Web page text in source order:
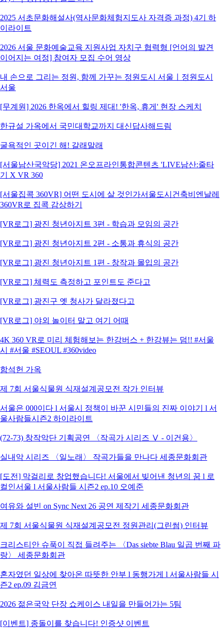
2025 서초문화해설사(역사문화체험지도사 자격증 과정) 4기 하
이라이트
2026 서울 문화예술교육 지원사업 자치구 협력형 [언어의 발견
이어지는 여정] 참여자 모집 수어 영상
내 손으로 그리는 정원, 함께 가꾸는 정원도시 서울ㅣ정원도시
서울
[무계원] 2026 한옥에서 힐링 제대! '한옥, 휴게' 현장 스케치
한규설 가옥에서 국민대학교까지 대신답사해드림
굴욕적인 곳이긴 해! 갈래말래
[서울남산국악당] 2021 온오프라인통합콘텐츠 'LIVE남산:줄타
기 X VR 360
[서울집콕 360VR] 어떤 도시에 살 것인가서울도시건축비엔날레
360VR로 집콕 감상하기
[VR로그] 광진 청년아지트 3편 - 학습과 모임의 공간
[VR로그] 광진 청년아지트 2편 - 소통과 휴식의 공간
[VR로그] 광진 청년아지트 1편 - 창작과 몰입의 공간
[VR로그] 체력도 측정하고 포인트도 준다고
[VR로그] 광진구 옛 청사가 달라졌다고
[VR로그] 야외 놀이터 말고 여기 어때
4K 360 VR로 미리 체험해보는 한강버스 + 한강뷰는 덤!! #서울
시 #서울 #SEOUL #360video
함석헌 가옥
제 7회 서울식물원 식재설계공모전 작가 인터뷰
서울은 000이다 l 서울시 정책이 바꾼 시민들의 진짜 이야기 l 서
울사람들시즌2 하이라이트
(72-73) 창작악단 기획공연 〈작곡가 시리즈 Ⅴ - 이건용〉
실내악 시리즈 〈일노래〉 작곡가들을 만나다 세종문화회관
[도전] 막걸리로 창업했습니다! 서울에서 빚어낸 청년의 꿈 l 로
컬인서울 l 서울사람들 시즌2 ep.10 오예준
여유와 설빈 on Sync Next 26 공연 제작기 세종문화회관
제 7회 서울식물원 식재설계공모전 정원관리(그린썸) 인터뷰
크리스티안 슈푹이 직접 들려주는 〈Das siebte Blau 일곱 번째 파
랑〉 세종문화회관
혼자였던 일상에 찾아온 따뜻한 안부 l 동행가게 l 서울사람들 시
즌2 ep.09 김금연
2026 젊은국악 단장 쇼케이스 내일을 만들어가는 5팀
[이벤트] 종돌이를 찾습니다! 인증샷 이벤트